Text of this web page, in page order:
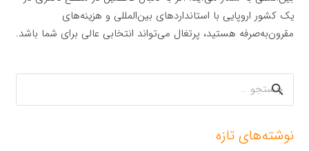
یک کشور اروپایی با استانداردهای بین‌المللی و هزینه‌های
مقرون‌به‌صرفه هستید، پرتغال می‌تواند انتخابی عالی برای شما باشد.
جستجو
برای:
نوشته‌های تازه